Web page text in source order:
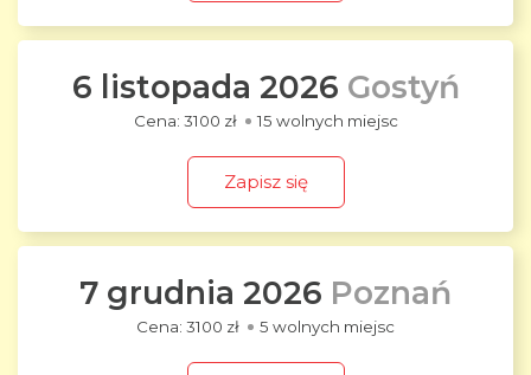
6 listopada 2026 Gostyń
3100 zł 15 wolnych miejsc
Zapisz się
7 grudnia 2026 Poznań
3100 zł 5 wolnych miejsc